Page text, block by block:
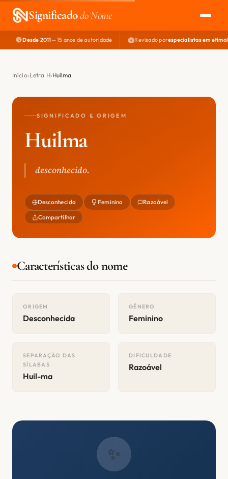
Significadodo Nome
EXPLORAR
NOME PERFEITO
Desde 2011— 15 anos de autoridade Revisado porespecialistas em
Início Letra H Huilma
SIGNIFICADO & ORIGEM
Huilma
desconhecido.
Desconhecida Feminino Razoável
Compartilhar
Características do nome
ORIGEM
Desconhecida
GÊNERO
Feminino
SEPARAÇÃO DAS
SÍLABAS
Huil-ma
DIFICULDADE
Razoável
✨